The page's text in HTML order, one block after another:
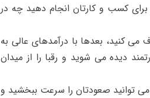
کسب و کارتان انجام دهید چه در
می کنید، بعدها با درآمدهای عالی به
دیده می شوید و رقبا را از میدان
می توانید صعودتان را سرعت ببخشید و